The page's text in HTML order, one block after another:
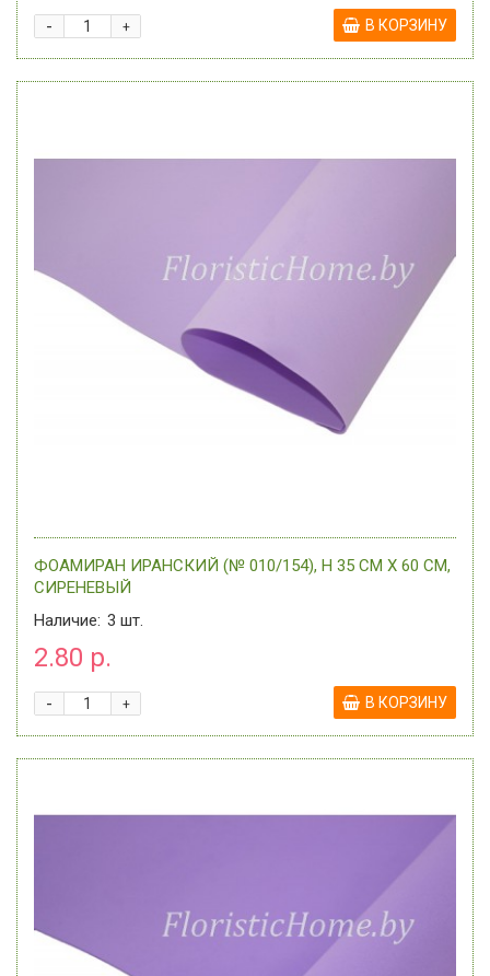
+
- В КОРЗИНУ
ФОАМИРАН ИРАНСКИЙ (№ 010/154), H 35 СМ Х 60 СМ,
СИРЕНЕВЫЙ
Наличие: 3 шт.
2.80 р.
+
- В КОРЗИНУ